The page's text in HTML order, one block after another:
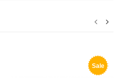
Sale